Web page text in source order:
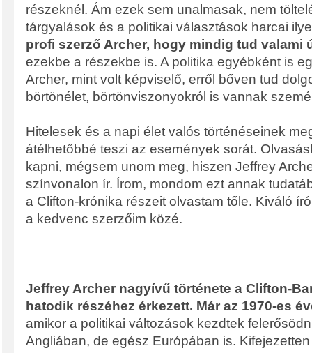
részeknél. Ám ezek sem unalmasak, nem
tárgyalások és a politikai választások harcai
profi szerző Archer, hogy mindig tud valami
ezekbe a részekbe is. A politika egyébként is
Archer, mint volt képviselő, erről bőven tud
börtönélet, börtönviszonyokról is vannak
Hitelesek és a napi élet valós történéseinek
átélhetőbbé teszi az események sorát.
kapni, mégsem unom meg, hiszen Jeffrey
színvonalon ír. Írom, mondom ezt annak
a Clifton-krónika részeit olvastam tőle. Kiváló
a kedvenc szerzőim közé.
Jeffrey Archer nagyívű története a Clifton-
hatodik részéhez érkezett. Már az 1970-es
amikor a politikai változások kezdtek
Angliában, de egész Európában is.